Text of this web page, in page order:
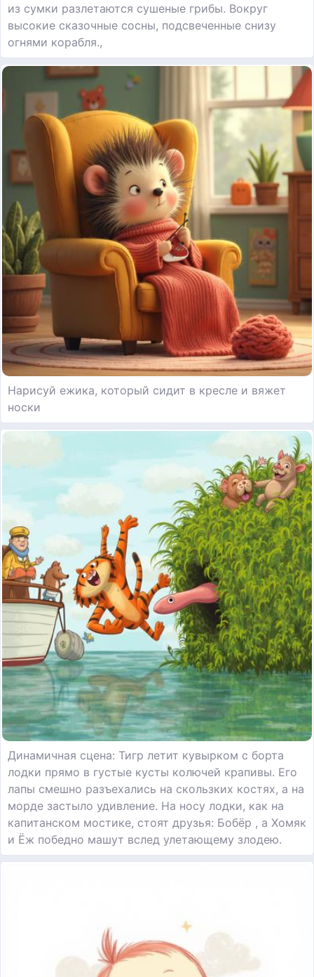
из сумки разлетаются сушеные грибы. Вокруг
высокие сказочные сосны, подсвеченные снизу
огнями корабля.,
Нарисуй ежика, который сидит в кресле и вяжет
носки
Динамичная сцена: Тигр летит кувырком с борта
лодки прямо в густые кусты колючей крапивы. Его
лапы смешно разъехались на скользких костях, а на
морде застыло удивление. На носу лодки, как на
капитанском мостике, стоят друзья: Бобёр , а Хомяк
и Ёж победно машут вслед улетающему злодею.